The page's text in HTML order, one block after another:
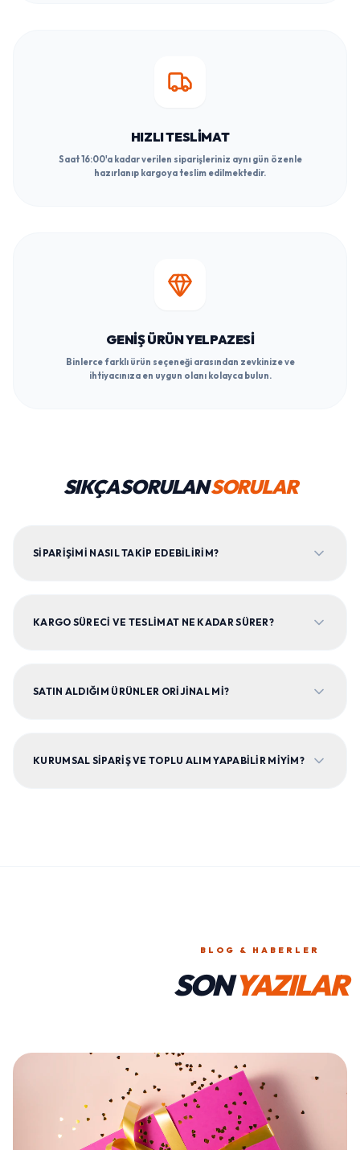
HIZLI TESLIMAT
Saat 16:00'a kadar verilen siparişleriniz aynı gün özenle
hazırlanıp kargoya teslim edilmektedir.
GENIŞ ÜRÜN YELPAZESI
Binlerce farklı ürün seçeneği arasından zevkinize ve
ihtiyacınıza en uygun olanı kolayca bulun.
SIKÇA SORULANSORULAR
SIPARIŞIMI NASIL TAKIP EDEBILIRIM?
KARGO SÜRECI VE TESLIMAT NE KADAR SÜRER?
SATIN ALDIĞIM ÜRÜNLER ORIJINAL MI?
KURUMSAL SIPARIŞ VE TOPLU ALIM YAPABILIR MIYIM?
BLOG & HABERLER
SONYAZILAR